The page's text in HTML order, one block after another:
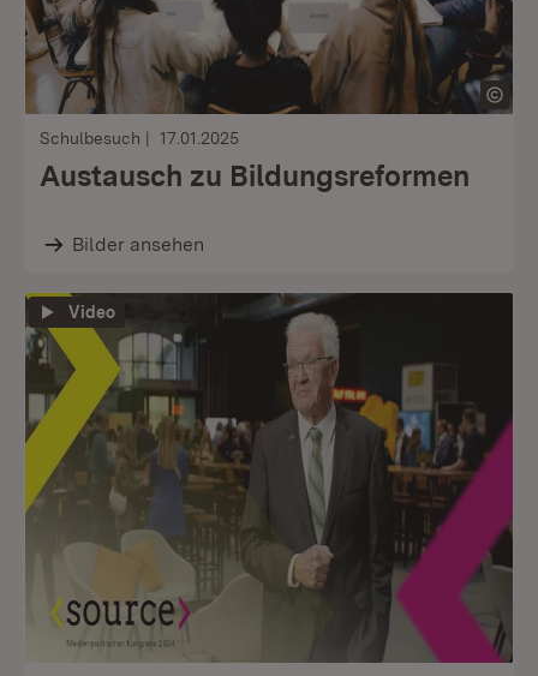
Schulbesuch 17.01.2025
Austausch zu Bildungsreformen
Bilder ansehen
Video